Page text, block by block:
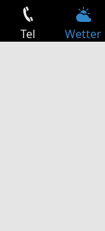
Tel Wetter